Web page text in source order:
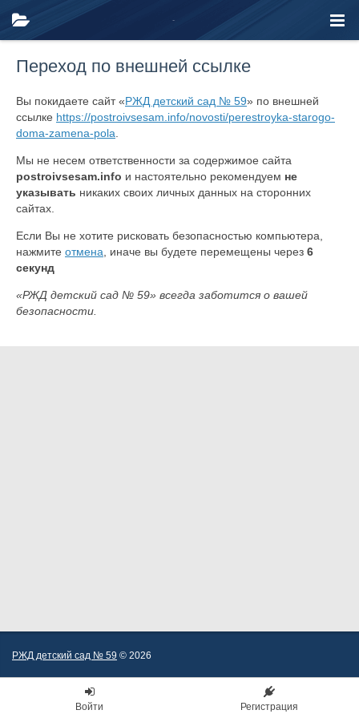
Переход по внешней ссылке
Вы покидаете сайт «РЖД детский сад № 59» по внешней
ссылке https://postroivsesam.info/novosti/perestroyka-starogo-
doma-zamena-pola
Мы не несем ответственности за содержимое сайта
postroivsesam.info и настоятельно рекомендуем не
указывать никаких своих личных данных на сторонних
сайтах.
Если Вы не хотите рисковать безопасностью компьютера,
нажмите отмена , иначе вы будете перемещены через 6
секунд
«РЖД детский сад № 59» всегда заботится о вашей
безопасности.
РЖД детский сад № 59 © 2026
Войти Регистрация